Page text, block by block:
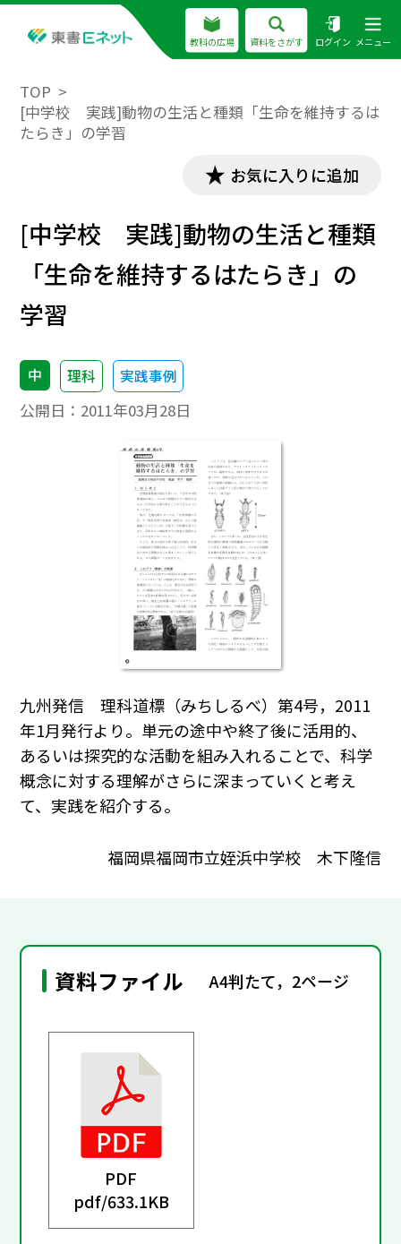
教科の広場 資料をさがす ログイン メニュー
TOP
[中学校 実践]動物の生活と種類「生命を維持するは
たらき」の学習
お気に入りに追加
[中学校 実践]動物の生活と種類
「生命を維持するはたらき」の
学習
中 理科 実践事例
公開日： 2011年03月28日
九州発信 理科道標（みちしるべ）第4号，2011
年1月発行より。単元の途中や終了後に活用的、
あるいは探究的な活動を組み入れることで、科学
概念に対する理解がさらに深まっていくと考え
て、実践を紹介する。
福岡県福岡市立姪浜中学校 木下隆信
資料ファイル A4判たて，2ページ
PDF
pdf/633.1KB